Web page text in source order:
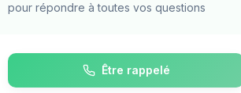
pour répondre à toutes vos questions
Être rappelé